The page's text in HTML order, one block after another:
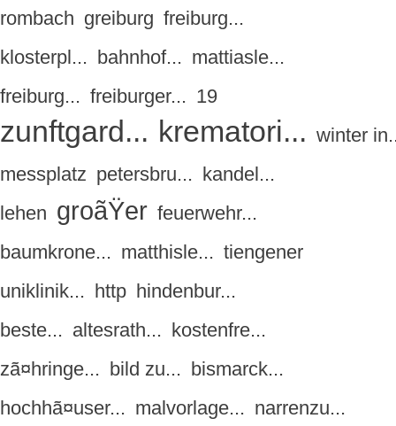
rombach greiburg freiburg...
klosterpl... bahnhof... mattiasle...
freiburg... freiburger... 19
zunftgard... krematori... winter
messplatz petersbru... kandel...
lehen groãŸer feuerwehr...
baumkrone... matthisle... tiengener
uniklinik... http hindenbur...
beste... altesrath... kostenfre...
zã¤hringe... bild zu... bismarck...
hochhã¤user... malvorlage... narrenzu...